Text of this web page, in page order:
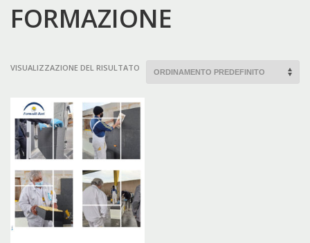
FORMAZIONE
VISUALIZZAZIONE DEL RISULTATO